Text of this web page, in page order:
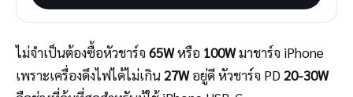
ไม่จำเป็นต้องซื้อหัวชาร์จ65Wหรือ 100Wมาชาร์จ iPhone
เพราะเครื่องดึงไฟได้ไม่เกิน27Wอยู่ดี หัวชาร์จ PD20-30W